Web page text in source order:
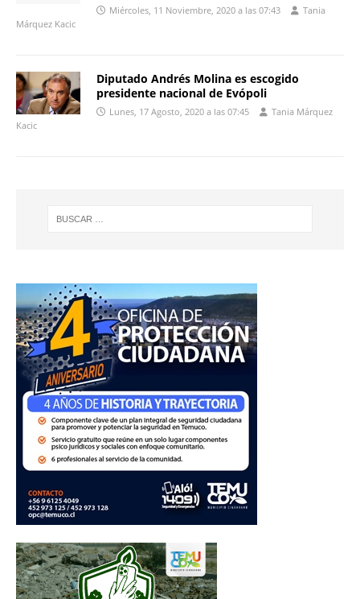
Miércoles, 11 Noviembre, 2020 a las 07:43
Tania
Márquez Kacic
Diputado Andrés Molina es escogido
presidente nacional de Evópoli
Lunes, 17 Agosto, 2020 a las 07:45
Tania Márquez
Kacic